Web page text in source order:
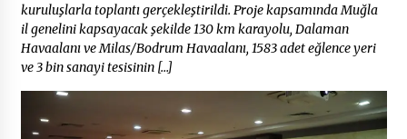
kuruluşlarla toplantı gerçekleştirildi. Proje kapsamında Muğla
il genelini kapsayacak şekilde 130 km karayolu, Dalaman
Havaalanı ve Milas/Bodrum Havaalanı, 1583 adet eğlence yeri
ve 3 bin sanayi tesisinin […]